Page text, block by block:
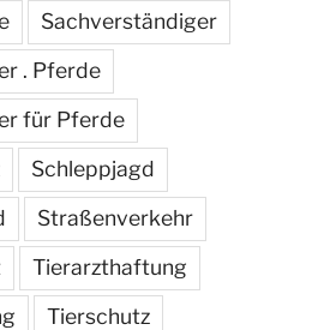
Sachverständiger
. Pferde
für Pferde
Schleppjagd
Straßenverkehr
Tierarzthaftung
Tierschutz